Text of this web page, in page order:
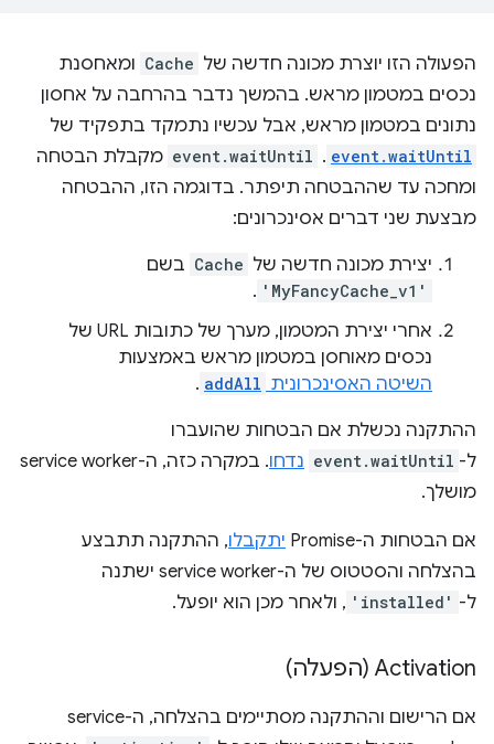
הפעולה הזו יוצרת מכונה חדשה של Cache ומאחסנת
נכסים במטמון מראש. בהמשך נדבר בהרחבה על אחסון
נתונים במטמון מראש, אבל עכשיו נתמקד בתפקיד של
event.waitUntil
.
event.waitUntil מקבלת הבטחה
ומחכה עד שההבטחה תיפתר. בדוגמה הזו, ההבטחה
מבצעת שני דברים אסינכרונים:
יצירת מכונה חדשה של Cache בשם
'MyFancyCache_v1'
.
אחרי יצירת המטמון, מערך של כתובות URL של
נכסים מאוחסן במטמון מראש באמצעות
השיטה האסינכרונית addAll
.
ההתקנה נכשלת אם הבטחות שהועברו
ל- event.waitUntil נדחו
. במקרה כזה, ה-service worker
מושלך.
אם הבטחות ה-Promise יתקבלו, ההתקנה תתבצע
בהצלחה והסטטוס של ה-service worker ישתנה
ל- 'installed' , ולאחר מכן הוא יופעל.
Activation (הפעלה)
אם הרישום וההתקנה מסתיימים בהצלחה, ה-service